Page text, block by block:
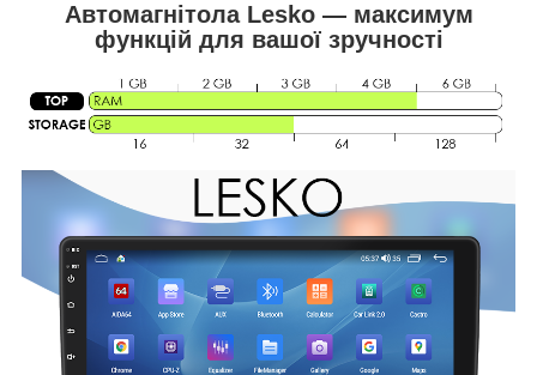
Автомагнітола Lesko — максимум
функцій для вашої зручності